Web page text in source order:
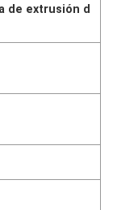
de extrusión d